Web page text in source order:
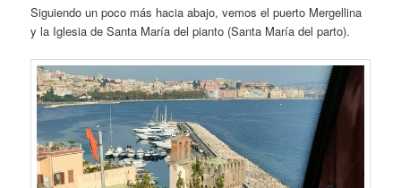
Siguiendo un poco más hacia abajo, vemos el puerto Mergellina
y la Iglesia de Santa María del pianto (Santa María del parto).